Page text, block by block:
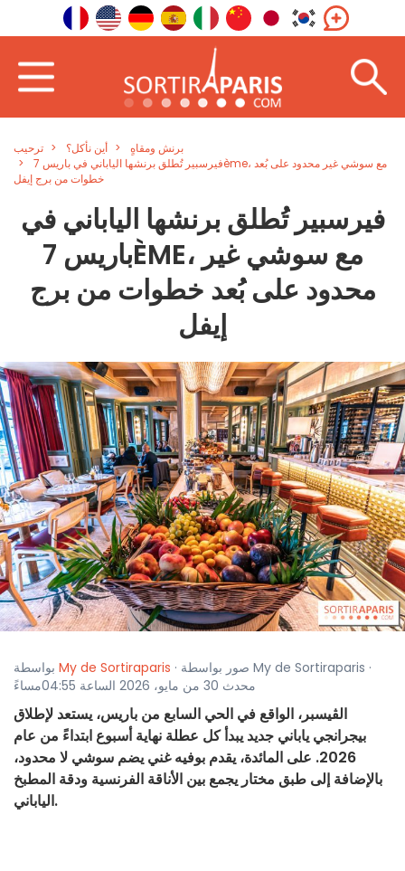
ترحيب أين نأكل؟
برنش ومقاهٍ
فيرسبير تُطلق برنشها الياباني في باريس 7ème، مع سوشي غير محدود على بُعد
خطوات من برج إيفل
فيرسبير تُطلق برنشها الياباني في
باريس 7ÈME، مع سوشي غير
محدود على بُعد خطوات من برج
إيفل
My de Sortiraparis · صور بواسطة My de Sortiraparis ·
محدث 30 من مايو، 2026 الساعة 04:55مساءً
الڤيسبر، الواقع في الحي السابع من باريس، يستعد لإطلاق
بيجرانجي ياباني جديد يبدأ كل عطلة نهاية أسبوع ابتداءً من عام
2026. على المائدة، يقدم بوفيه غني يضم سوشي لا محدود،
بالإضافة إلى طبق مختار يجمع بين الأناقة الفرنسية ودقة المطبخ
الياباني.